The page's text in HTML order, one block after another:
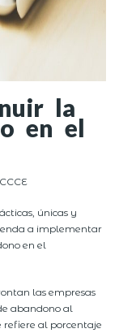
la
en el
únicas y
a implementar
en el
las empresas
abandono al
refiere al porcentaje